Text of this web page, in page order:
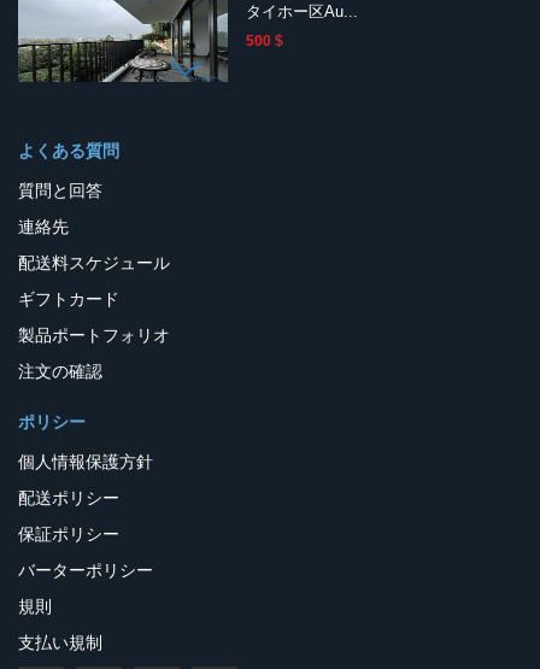
タイホー区Au...
500 $
よくある質問
質問と回答
連絡先
配送料スケジュール
ギフトカード
製品ポートフォリオ
注文の確認
ポリシー
個人情報保護方針
配送ポリシー
保証ポリシー
バーターポリシー
規則
支払い規制